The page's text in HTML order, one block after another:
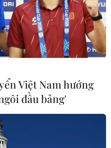
Việt Nam hướng
đầu bảng'